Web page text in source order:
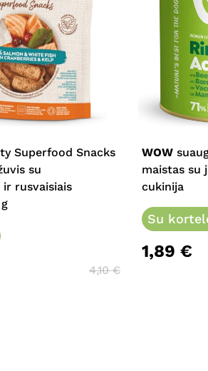
Superfood Snacks
su
ir rusvaisiais
4,10€
This
product
multiple
variants.
The
may
be
chosen
WOW
maistas su
cukinija
Su
1,89 €